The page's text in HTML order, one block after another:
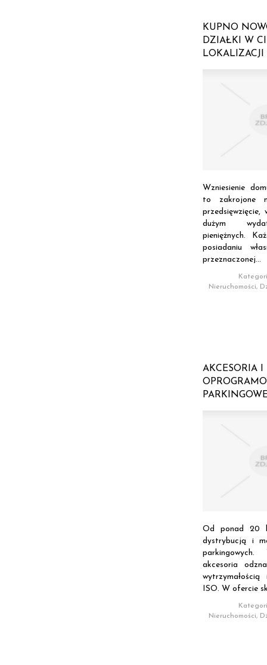
KUPNO
DZIAŁKI W
LOKALIZACJI
Wzniesienie
to zakrojone
dużym
pieniężnych.
posiadaniu
przeznaczonej...
Nieruchomości,
AKCESORIA I
Od ponad 20
dystrybucją i
parkingowych.
akcesoria
ISO. W ofercie
Nieruchomości,